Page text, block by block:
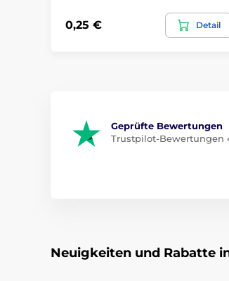
0,25 € Detail
Geprüfte Bewertungen
Trustpilot-Bewertungen
Neuigkeiten und Rabatte